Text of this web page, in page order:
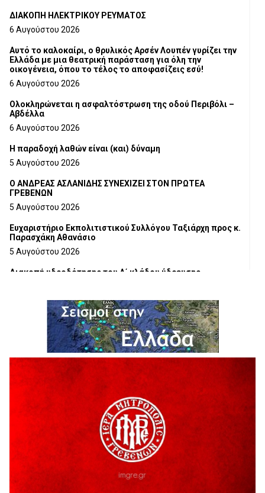
ΔΙΑΚΟΠΗ ΗΛΕΚΤΡΙΚΟΥ ΡΕΥΜΑΤΟΣ
6 Αυγούστου 2026
Αυτό το καλοκαίρι, ο θρυλικός Αρσέν Λουπέν γυρίζει την
Ελλάδα με μια θεατρική παράσταση για όλη την
οικογένεια, όπου το τέλος το αποφασίζεις εσύ!
6 Αυγούστου 2026
Ολοκληρώνεται η ασφαλτόστρωση της οδού Περιβόλι –
Αβδέλλα
6 Αυγούστου 2026
H παραδοχή λαθών είναι (και) δύναμη
5 Αυγούστου 2026
Ο ΑΝΔΡΕΑΣ ΑΣΛΑΝΙΔΗΣ ΣΥΝΕΧΙΖΕΙ ΣΤΟΝ ΠΡΩΤΕΑ
ΓΡΕΒΕΝΩΝ
5 Αυγούστου 2026
Ευχαριστήριο Εκπολιτιστικού Συλλόγου Ταξιάρχη προς κ.
Παρασχάκη Αθανάσιο
5 Αυγούστου 2026
Διακοπή υδροδότησης του Α΄ κλάδου ύδρευσης
Η Marseaux στα Γρεβενά για μια μοναδική συναυλία
5 Αυγούστου 2026
Θερινό Σινεμά στο πλαίσιο του «Πολιτιστικού
Καλοκαιριού 2026» με την βραβευμένη ταινία «Μικρές
Ανάσες».
5 Αυγούστου 2026
Γρεβενά: Συνελήφθη 18χρονος αλλοδαπός, για κλοπή
εξοπλισμού γυμναστηρίου
ΑΗ ΛΑΟΣ | 5 Αυγούστου | Υπαίθριο Θέατρο “Καστράκι”,
41η Γιορτή Κρασιού στο Τρίκωμο – «Γιορτή Παράδοσης»